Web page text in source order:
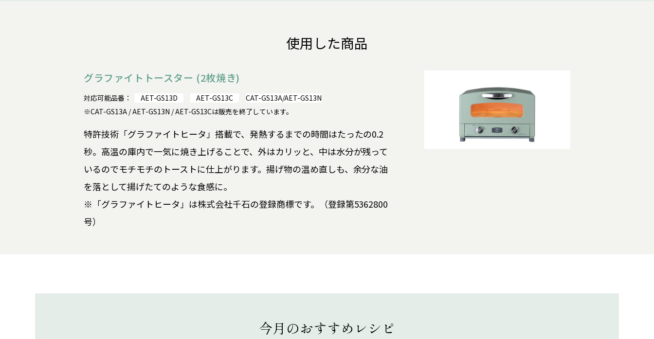
使用した商品
グラファイトトースター (2枚焼き)
対応可能品番： AET-GS13D AET-GS13C
CAT-GS13A/AET-GS13N
※CAT-GS13A / AET-GS13N / AET-GS13Cは販売を終了しています。
特許技術「グラファイトヒータ」搭載で、発熱するまでの時間はたったの0.2
秒。高温の庫内で一気に焼き上げることで、外はカリッと、中は水分が残って
いるのでモチモチのトーストに仕上がります。揚げ物の温め直しも、余分な油
を落として揚げたてのような食感に。
※「グラファイトヒータ」は株式会社千石の登録商標です。（登録第5362800
号）
今月のおすすめレシピ